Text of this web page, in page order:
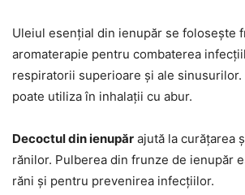
Uleiul esențial din ienupăr se folosește
aromaterapie pentru combaterea
respiratorii superioare și ale
poate utiliza în inhalații cu abur.
Decoctul din ienupăr ajută la curățarea
rănilor. Pulberea din frunze de ienupăr
răni și pentru prevenirea infecțiilor.